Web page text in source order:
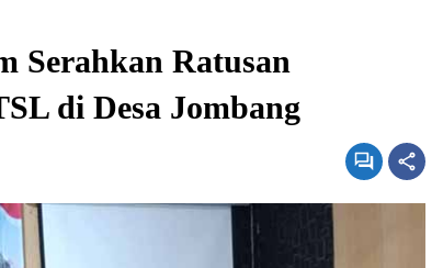
Serahkan Ratusan
di Desa Jombang